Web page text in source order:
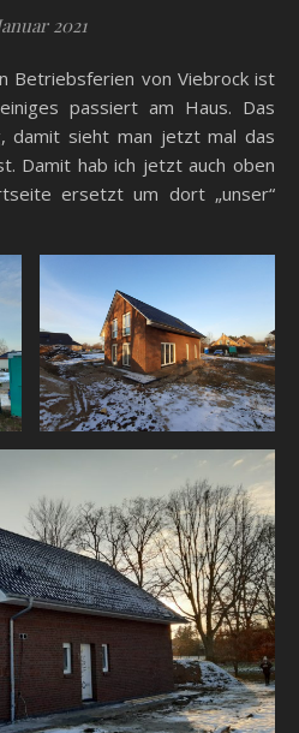
2021
passiert am Haus. Das
damit sieht man jetzt mal das
Damit hab ich jetzt auch oben
ersetzt um dort „unser“